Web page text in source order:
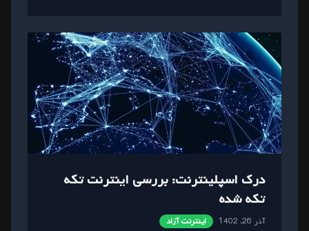
درک اسپلینترنت: بررسی اینترنت تکه
تکه شده
آذر 26، 1402 اینترنت آزاد